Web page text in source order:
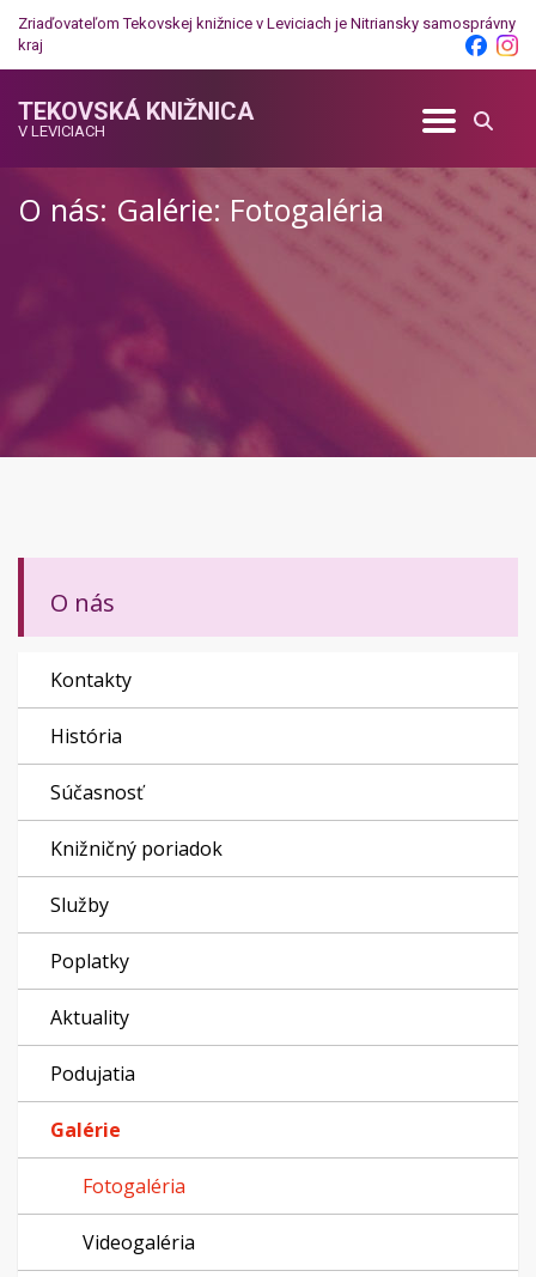
Zriaďovateľom Tekovskej knižnice v Leviciach je Nitriansky samosprávny
kraj
TEKOVSKÁ KNIŽNICA
V LEVICIACH
O nás: Galérie: Fotogaléria
O nás
Kontakty
História
Súčasnosť
Knižničný poriadok
Služby
Poplatky
Aktuality
Podujatia
Galérie
Fotogaléria
Videogaléria